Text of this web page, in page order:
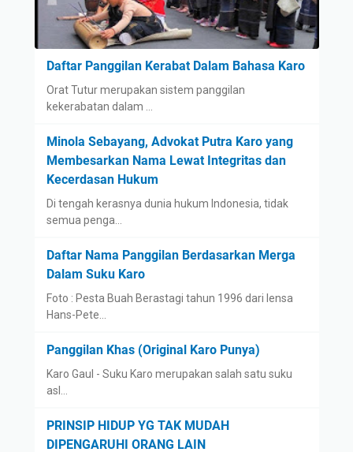
Daftar Panggilan Kerabat Dalam Bahasa Karo
Orat Tutur merupakan sistem panggilan
kekerabatan dalam …
Minola Sebayang, Advokat Putra Karo yang
Membesarkan Nama Lewat Integritas dan
Kecerdasan Hukum
Di tengah kerasnya dunia hukum Indonesia, tidak
semua penga…
Daftar Nama Panggilan Berdasarkan Merga
Dalam Suku Karo
Foto : Pesta Buah Berastagi tahun 1996 dari lensa
Hans-Pete…
Panggilan Khas (Original Karo Punya)
Karo Gaul - Suku Karo merupakan salah satu suku
asl…
PRINSIP HIDUP YG TAK MUDAH
DIPENGARUHI ORANG LAIN